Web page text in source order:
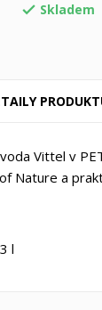
 Skladem
Vittel v
Nature a
l